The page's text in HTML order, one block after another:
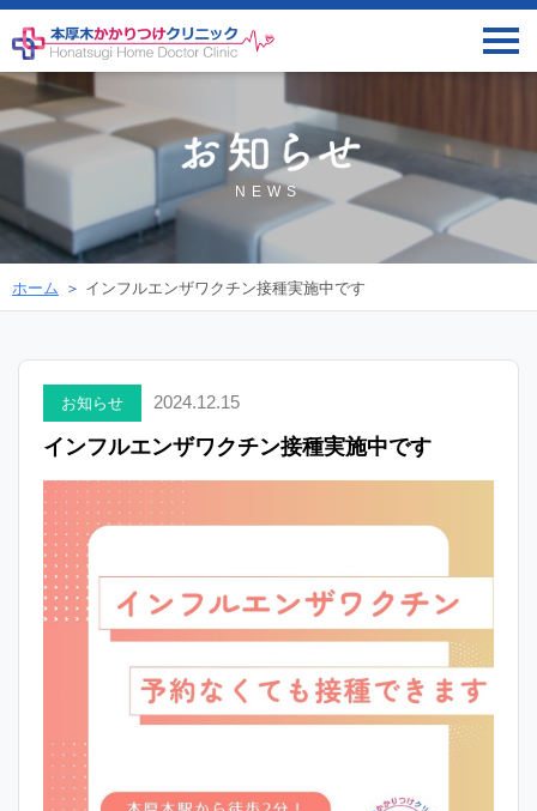
NEWS
ホーム インフルエンザワクチン接種実施中です
お知らせ 2024.12.15
インフルエンザワクチン接種実施中です